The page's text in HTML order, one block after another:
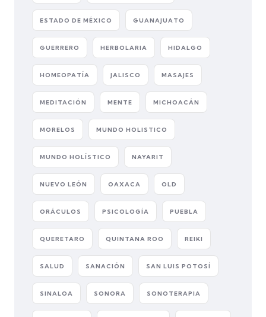
ESTADO DE MÉXICO GUANAJUATO
GUERRERO HERBOLARIA HIDALGO
HOMEOPATÍA JALISCO MASAJES
MEDITACIÓN MENTE MICHOACÁN
MORELOS MUNDO HOLISTICO
MUNDO HOLÍSTICO NAYARIT
NUEVO LEÓN OAXACA OLD
ORÁCULOS PSICOLOGÍA PUEBLA
QUERETARO QUINTANA ROO REIKI
SALUD SANACIÓN SAN LUIS POTOSÍ
SINALOA SONORA SONOTERAPIA